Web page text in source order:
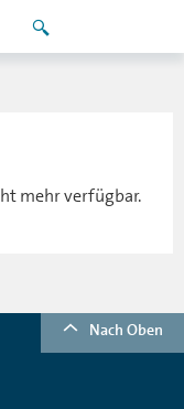
mehr verfügbar.
Nach Oben